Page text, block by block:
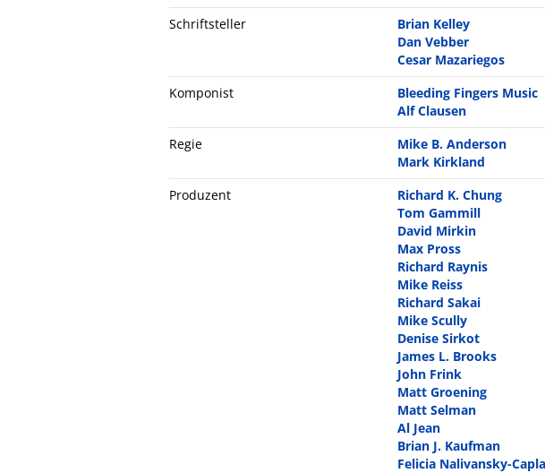
Schriftsteller
Brian Kelley
Dan Vebber
Cesar Mazariegos
Komponist
Bleeding Fingers Music
Alf Clausen
Regie
Mike B. Anderson
Mark Kirkland
Produzent
Richard K. Chung
Tom Gammill
David Mirkin
Max Pross
Richard Raynis
Mike Reiss
Richard Sakai
Mike Scully
Denise Sirkot
James L. Brooks
John Frink
Matt Groening
Matt Selman
Al Jean
Brian J. Kaufman
Felicia Nalivansky-